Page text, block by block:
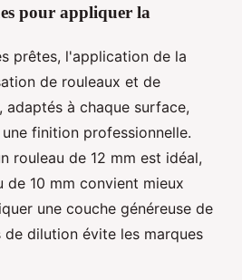
pour appliquer la
prêtes, l'application de la
de rouleaux et de
adaptés à chaque surface,
finition professionnelle.
rouleau de 12 mm est idéal,
de 10 mm convient mieux
une couche généreuse de
de dilution évite les marques